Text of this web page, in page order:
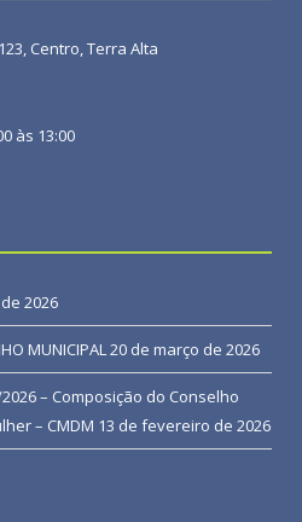
Centro, Terra Alta
às 13:00
2026
MUNICIPAL20 de março de 2026
– Composição do Conselho
– CMDM 13 de fevereiro de 2026